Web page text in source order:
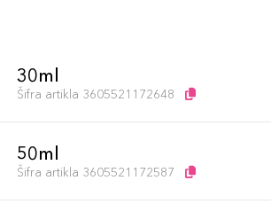
30ml
Šifra artikla 3605521172648
50ml
Šifra artikla 3605521172587